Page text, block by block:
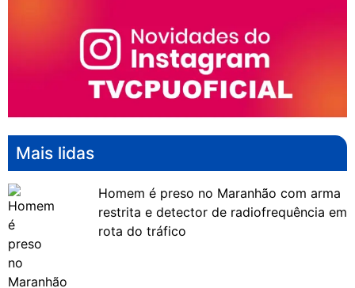
Mais lidas
Homem é preso no Maranhão com arma
restrita e detector de radiofrequência em
rota do tráfico